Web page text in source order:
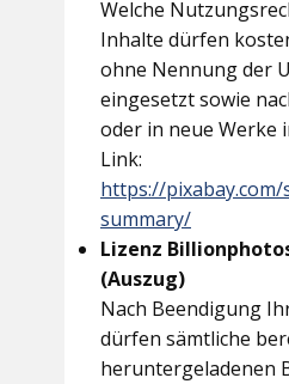
Welche
Inhalte dürfen
ohne Nennung der
eingesetzt sowie
oder in neue Werke
Link:
https://pixabay.com/
summary/
Lizenz
(Auszug)
Nach Beendigung
dürfen sämtliche
heruntergeladenen